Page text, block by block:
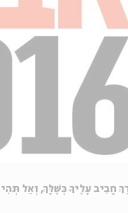
חָבִיב עָלֶיךָ כְּשֶׁלָּךְ, וְאַל תְּהִי